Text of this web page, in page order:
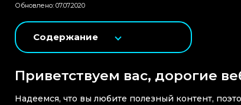
Обновлено: 07.07.2020
Содержание
Приветствуем вас, дорогие
Надеемся, что вы любите полезный контент,